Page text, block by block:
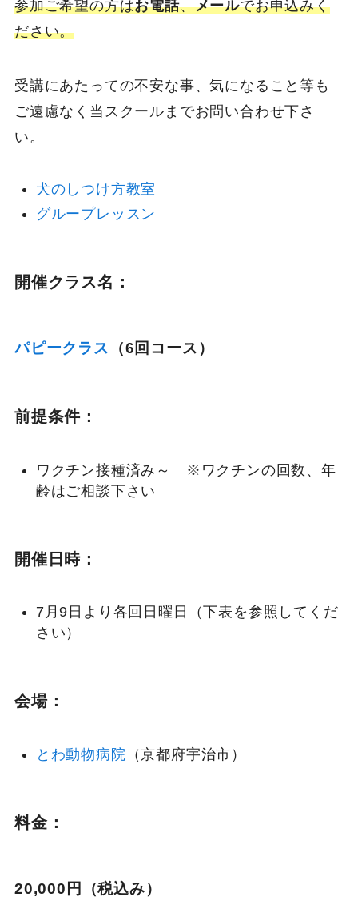
参加ご希望の方はお電話、メールでお申込みく
ださい。
受講にあたっての不安な事、気になること等も
ご遠慮なく当スクールまでお問い合わせ下さ
い。
犬のしつけ方教室
グループレッスン
開催クラス名：
パピークラス （6回コース）
前提条件：
ワクチン接種済み～ ※ワクチンの回数、年
齢はご相談下さい
開催日時：
7月9日より各回日曜日（下表を参照してくだ
さい）
会場：
とわ動物病院 （京都府宇治市）
料金：
20,000円（税込み）